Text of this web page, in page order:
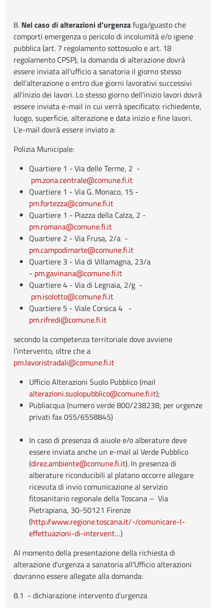
8. Nel caso di alterazioni d'urgenzafuga/guasto che
comporti emergenza o pericolo di incolumità e/o igiene
pubblica (art. 7 regolamento sottosuolo e art. 18
regolamento CPSP), la domanda di alterazione dovrà
essere inviata all'ufficio a sanatoria il giorno stesso
dell'alterazione o entro due giorni lavorativi successivi
all'inizio dei lavori. Lo stesso giorno dell'inizio lavori dovrà
essere inviata e-mail in cui verrà specificato: richiedente,
luogo, superficie, alterazione e data inizio e fine lavori.
L'e-mail dovrà essere inviato a:
Polizia Municipale:
Quartiere 1 - Via delle Terme, 2 -
pm.zona.centrale@comune.fi.it
Quartiere 1 - Via G. Monaco, 15 -
pm.fortezza@comune.fi.it
Quartiere 1 - Piazza della Calza, 2 -
pm.romana@comune.fi.it
Quartiere 2 - Via Frusa, 2/a -
pm.campodimarte@comune.fi.it
Quartiere 3 - Via di Villamagna, 23/a
- pm.gavinana@comune.fi.it
Quartiere 4 - Via di Legnaia, 2/g -
pm.isolotto@comune.fi.it
Quartiere 5 - Viale Corsica 4 -
pm.rifredi@comune.fi.it
secondo la competenza territoriale dove avviene
l’intervento, oltre che a
pm.lavoristradali@comune.fi.it
Ufficio Alterazioni Suolo Pubblico (mail
alterazioni.suolopubblico@comune.fi.it);
Publiacqua (numero verde 800/238238; per urgenze
privati fax 055/6558845)
In caso di presenza di aiuole e/o alberature deve
essere inviata anche un e-mail al Verde Pubblico
(direz.ambiente@comune.fi.it). In presenza di
alberature riconducibili al platano occorre allegare
ricevuta di invio comunicazione al servizio
fitosanitario regionale della Toscana – Via
Pietrapiana, 30-50121 Firenze
(http://www.regione.toscana.it/-/comunicare-l-
effettuazioni-di-intervent…)
Al momento della presentazione della richiesta di
alterazione d'urgenza a sanatoria all'Ufficio alterazioni
dovranno essere allegate alla domanda:
8.1 - dichiarazione intervento d’urgenza